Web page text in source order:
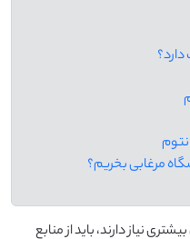
نیاز دارند، باید از منابع